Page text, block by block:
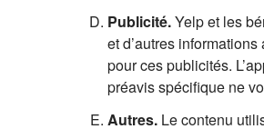
Publicité.Yelp et les
et d’autres
pour ces publicités.
préavis spécifique ne
Autres. Le contenu